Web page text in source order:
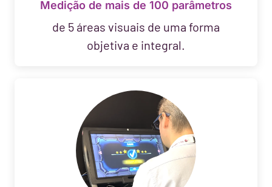
Medição de mais de 100 parâmetros
de 5 áreas visuais de uma forma
objetiva e integral.